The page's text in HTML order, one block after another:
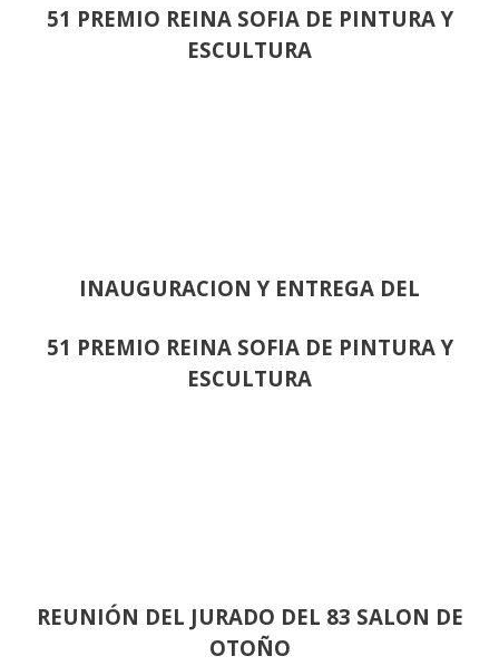
51 PREMIO REINA SOFIA DE PINTURA Y
ESCULTURA
INAUGURACION Y ENTREGA DEL
51 PREMIO REINA SOFIA DE PINTURA Y
ESCULTURA
REUNIÓN DEL JURADO DEL 83 SALON DE
OTOÑO